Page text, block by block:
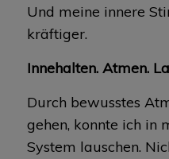
Und meine innere
kräftiger.
Innehalten. Atmen.
Durch bewusstes
gehen, konnte ich in
System lauschen.